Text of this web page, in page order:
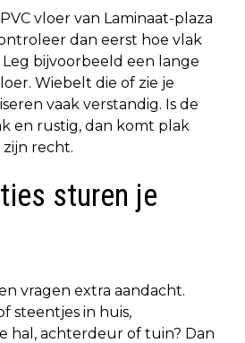
vloer van Laminaat-plaza
dan eerst hoe vlak
bijvoorbeeld een lange
Wiebelt die of zie je
vaak verstandig. Is de
en rustig, dan komt plak
zijn recht.
sturen je
vragen extra aandacht.
steentjes in huis,
hal, achterdeur of tuin? Dan